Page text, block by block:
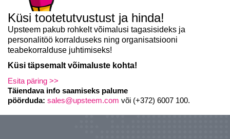
Küsi tootetutvustust ja hinda!
Upsteem pakub rohkelt võimalusi tagasisideks ja
personalitöö korralduseks ning organisatsiooni
teabekorralduse juhtimiseks!
Küsi täpsemalt võimaluste kohta!
Esita päring >>
Täiendava info saamiseks palume
pöörduda: sales@upsteem.com või (+372) 6007 100.